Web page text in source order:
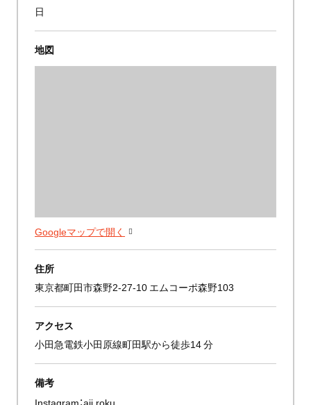
日
地図
Googleマップで開く
住所
東京都町田市森野2-27-10 エムコーポ森野103
アクセス
小田急電鉄小田原線町田駅から徒歩14 分
備考
Instagram：aji.roku